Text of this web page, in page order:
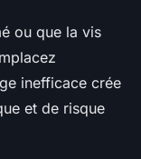
ou que la vis
inefficace crée
et de risque